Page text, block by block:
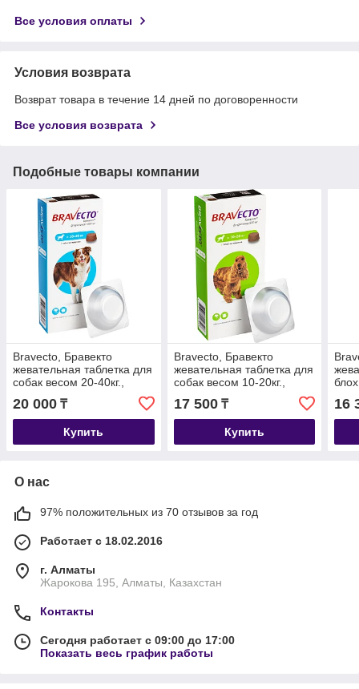
Все условия оплаты
Условия возврата
Возврат товара в течение 14 дней по договоренности
Все условия возврата
Подобные товары компании
Bravecto, Бравекто
жевательная таблетка для
собак весом 20-40кг.,
20 000 ₸
Купить
Bravecto, Бравекто
жевательная таблетка для
собак весом 10-20кг.,
17 500₸
Купить
16
О нас
97% положительных из 70 отзывов за год
Работает с 18.02.2016
г. Алматы
Жарокова 195, Алматы, Казахстан
Контакты
Сегодня работает с 09:00 до 17:00
Показать весь график работы